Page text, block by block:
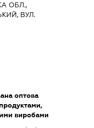
ОБЛ.,
ВУЛ.
оптова
виробами